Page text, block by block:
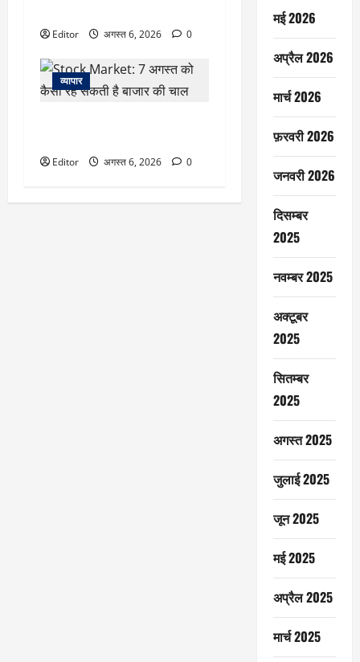
Editor अगस्त 6, 2026 0
व्यापार
Editor अगस्त 6, 2026 0
मई 2026
अप्रैल 2026
मार्च 2026
फ़रवरी 2026
जनवरी 2026
दिसम्बर
2025
नवम्बर 2025
अक्टूबर
2025
सितम्बर
2025
अगस्त 2025
जुलाई 2025
जून 2025
मई 2025
अप्रैल 2025
मार्च 2025